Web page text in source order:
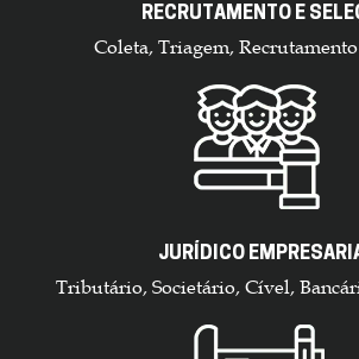
RECRUTAMENTO E
Coleta, Triagem, Recrutamento
JURÍDICO
Tributário, Societário, Cível,